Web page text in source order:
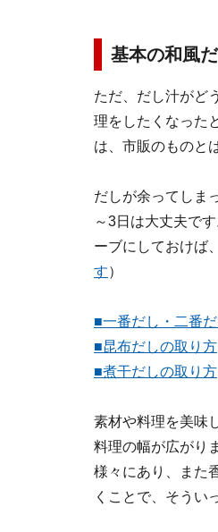
基本の和風
ただ、だし汁がど
理をしたくなった
は、市販のものと
だしが余ってしま
～3日は大丈夫で
ーブにしておけば
す）
■一番だし・二番
■昆布だしの取り方
■煮干だしの取り方
素材や料理を美味
料理の幅が広がり
様々にあり、また
くことで、そうい